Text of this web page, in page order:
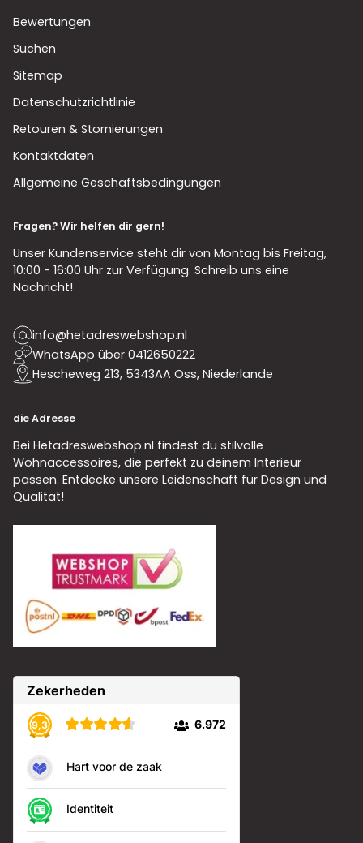
Bewertungen
Suchen
Sitemap
Datenschutzrichtlinie
Retouren & Stornierungen
Kontaktdaten
Allgemeine Geschäftsbedingungen
Fragen? Wir helfen dir gern!
Unser Kundenservice steht dir von Montag bis Freitag,
10:00 - 16:00 Uhr zur Verfügung. Schreib uns eine
Nachricht!
info@hetadreswebshop.nl
WhatsApp über 0412650222
Hescheweg 213, 5343AA Oss, Niederlande
die Adresse
Bei Hetadreswebshop.nl findest du stilvolle
Wohnaccessoires, die perfekt zu deinem Interieur
passen. Entdecke unsere Leidenschaft für Design und
Qualität!